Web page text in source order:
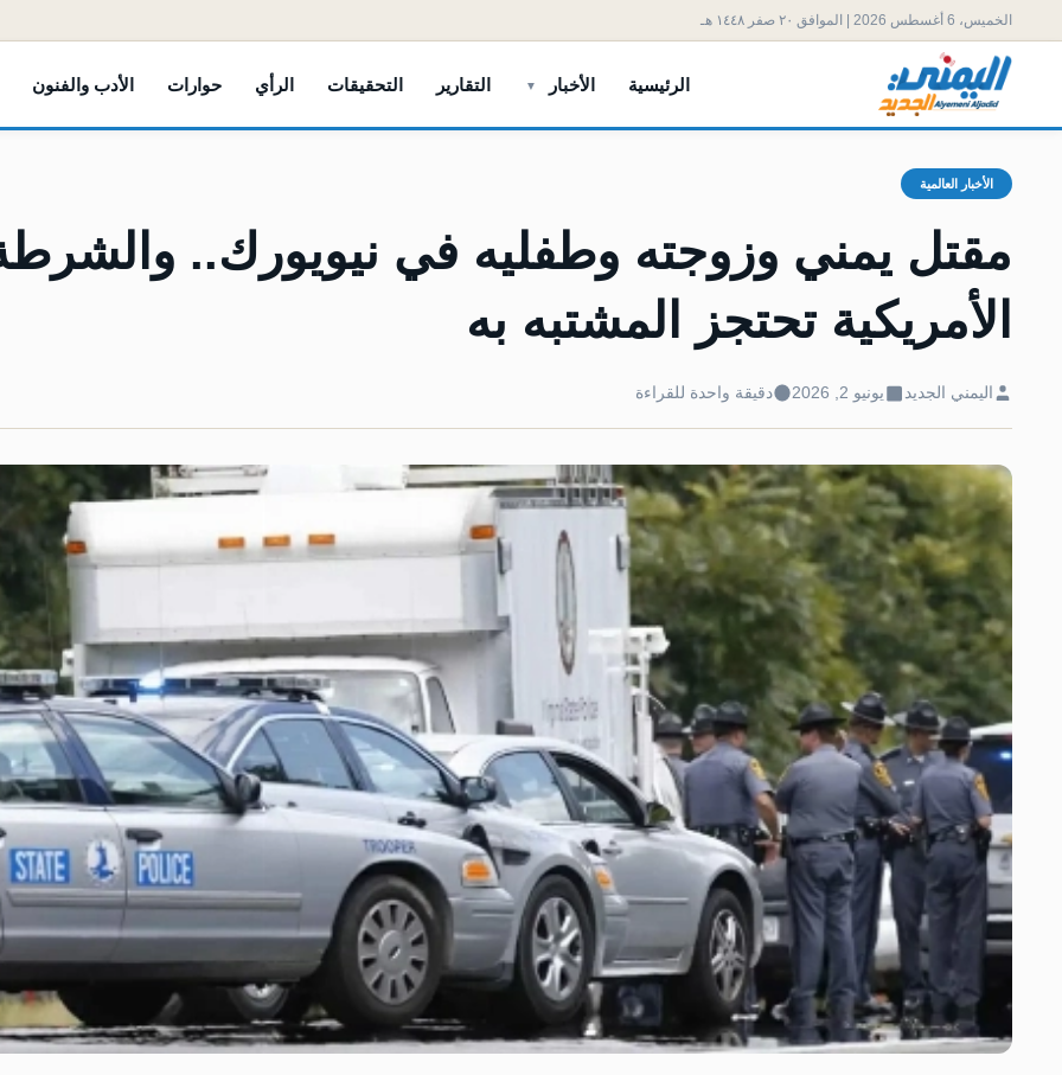
الخميس، 6 أغسطس 2026 | الموافق ٢٠ صفر ١٤٤٨ هـ
الرئيسية الأخبار التقارير التحقيقات الرأي حوارات الأدب والفنون
الأخبار العالمية
مقتل يمني وزوجته وطفليه في نيويورك..
الأمريكية تحتجز المشتبه به
اليمني الجديد يونيو 2, 2026 دقيقة واحدة للقراءة